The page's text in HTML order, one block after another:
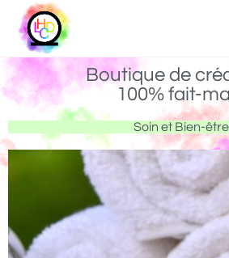
Boutique de
100% fait-
Soin et Bien-être